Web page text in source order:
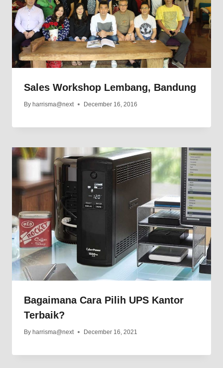
Sales Workshop Lembang, Bandung
By harrisma@next December 16, 2016
Bagaimana Cara Pilih UPS Kantor
Terbaik?
By harrisma@next December 16, 2021